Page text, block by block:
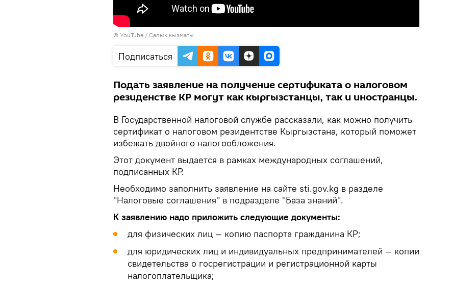
© YouTube / Салык кызматы
Подписаться
Подать заявление на получение сертификата о налоговом
резиденстве КР могут как кыргызстанцы, так и иностранцы.
В Государственной налоговой службе рассказали, как можно получить
сертификат о налоговом резидентстве Кыргызстана, который поможет
избежать двойного налогообложения.
Этот документ выдается в рамках международных соглашений,
подписанных КР.
Необходимо заполнить заявление на сайте sti.gov.kg в разделе
"Налоговые соглашения" в подразделе "База знаний".
К заявлению надо приложить следующие документы:
для физических лиц — копию паспорта гражданина КР;
для юридических лиц и индивидуальных предпринимателей — копии
свидетельства о госрегистрации и регистрационной карты
налогоплательщика;